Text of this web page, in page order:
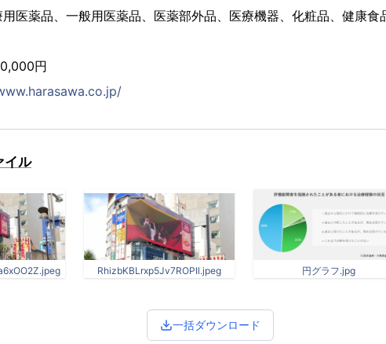
医薬品、一般用医薬品、医薬部外品、医療機器、化粧品、健康食
円
イル
RhizbKBLrxp5Jv7ROPIl.jpeg 円グラフ.jpg
一括ダウンロード